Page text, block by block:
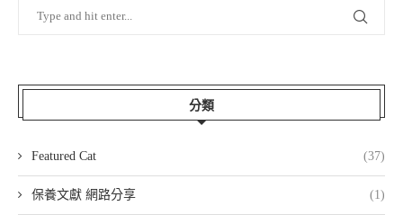
分類
Featured Cat (37)
保養文獻 網路分享 (1)